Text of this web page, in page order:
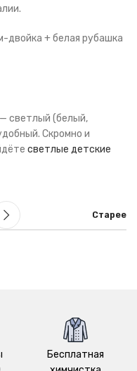
двойка + белая рубашка
светлый (белый,
Скромно и
светлые детские
Старее
Бесплатная